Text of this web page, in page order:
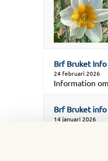
Brf Bruket
24 februari 2026
Information
Brf Bruket
14 januari 2026